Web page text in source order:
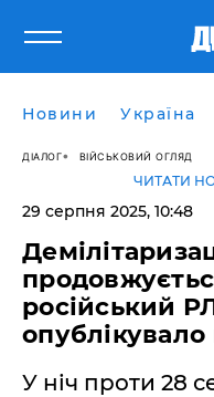
Новини Україна
ДІАЛОГ ВІЙСЬКОВИЙ ОГЛЯД
ЧИТАТИ
29 серпня 2025, 10:48
російський
опублікувало
У ніч проти 28